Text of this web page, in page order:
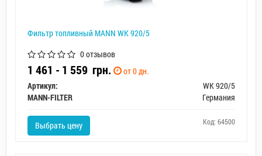
Фильтр топливный MANN WK 920/5
0 отзывов
1 461 - 1 559 грн.
от 0 дн.
Артикул:
WK 920/5
MANN-FILTER
Германия
Выбрать цену Код: 64500